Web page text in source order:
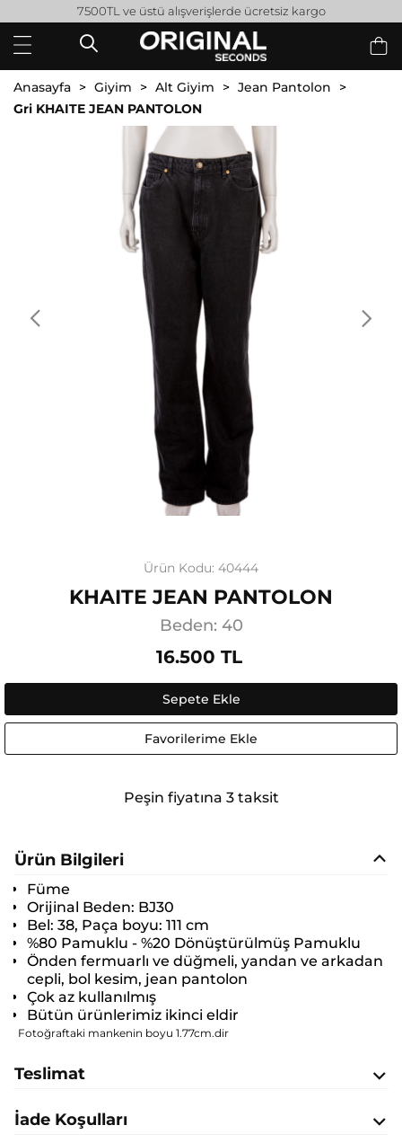
7500TL ve üstü alışverişlerde ücretsiz kargo
Anasayfa Giyim Alt Giyim
Jean Pantolon
Gri KHAITE JEAN PANTOLON
Ürün Kodu: 40444
KHAITE JEAN PANTOLON
Beden: 40
16.500 TL
Sepete Ekle
Favorilerime Ekle
Peşin fiyatına 3 taksit
Ürün Bilgileri
Füme
Orijinal Beden: BJ30
Bel: 38, Paça boyu: 111 cm
%80 Pamuklu - %20 Dönüştürülmüş Pamuklu
Önden fermuarlı ve düğmeli, yandan ve arkadan
cepli, bol kesim, jean pantolon
Çok az kullanılmış
Bütün ürünlerimiz ikinci eldir
Fotoğraftaki mankenin boyu 1.77cm.dir
Teslimat
İade Koşulları